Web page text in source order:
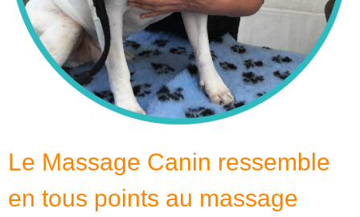
Le Massage Canin ressemble
en tous points au massage